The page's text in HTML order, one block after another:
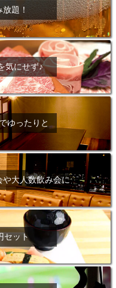
題！
気にせず♪
ゆったりと
や大人数飲み会に
セット